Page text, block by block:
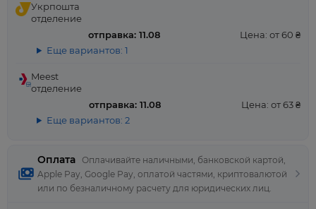
Оплата
Оплачивайте наличными, банковской картой,
Apple Pay, Google Pay, оплатой частями, криптовалютой
или по безналичному расчету для юридических лиц.
Укрпошта
отделение
отправка: 11.08
Цена: от 60 ₴
Еще вариантов: 1
Meest
отделение
отправка: 11.08
Цена: от 63 ₴
Еще вариантов: 2